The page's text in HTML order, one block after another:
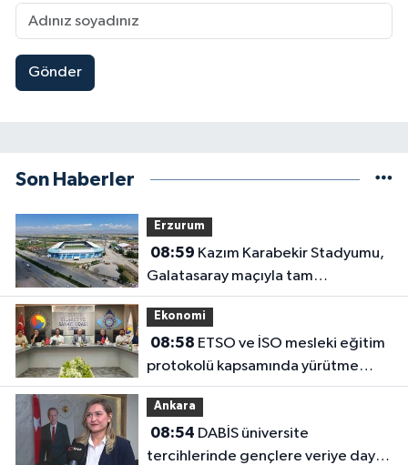
Gönder
Son Haberler
Erzurum
08:59
Galatasaray maçıyla tam
kapasiteyle kapılarını açacak
Ekonomi
08:58
protokolü kapsamında yürütme
kurulu toplandı
Ankara
08:54
tercihlerinde gençlere veriye dayalı